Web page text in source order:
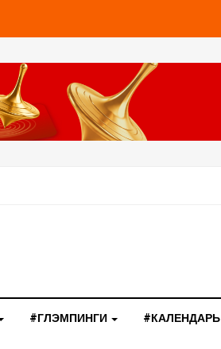
#ГЛЭМПИНГИ #КАЛЕНДАРЬ